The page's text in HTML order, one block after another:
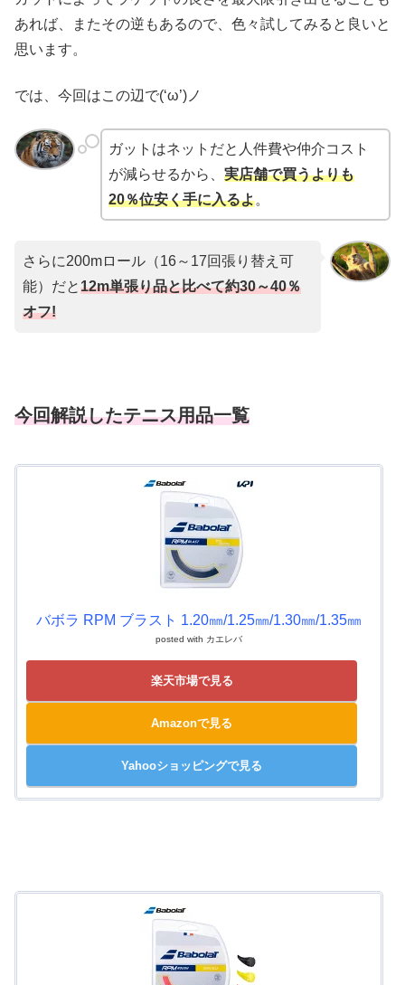
あれば、またその逆もあるので、色々試してみると良いと
思います。
では、今回はこの辺で(‘ω’)ノ
ガットはネットだと人件費や仲介コスト
が減らせるから、 実店舗で買うよりも
20％位安く手に入るよ。
さらに200mロール（16～17回張り替え可
能）だと12m単張り品と比べて約30～40％
オフ!
今回解説したテニス用品一覧
バボラ RPM ブラスト 1.20㎜/1.25㎜/1.30㎜/1.35㎜
posted with カエレバ
楽天市場で見る
Amazonで見る
Yahooショッピングで見る